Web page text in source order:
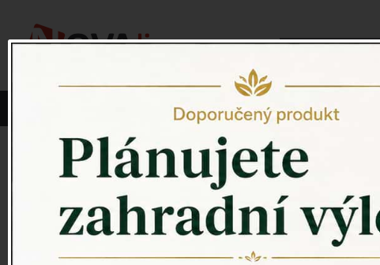
Vyberte si kategorii: NOVINKY
PÍTKO PRO PTÁKY
ZAHRADNÍ SOCHY
ZAHRADNÍ UMYVADLA
PTAČÍ BUDKY
Litinové škrabáky na boty
Venkovský domov